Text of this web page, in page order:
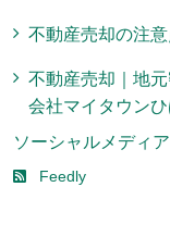
不動産売却の注
不動産売却｜地
会社マイタウン
ソーシャルメディア
Feedly